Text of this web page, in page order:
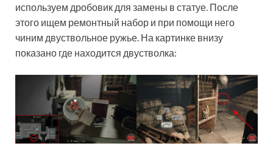
используем дробовик для замены в статуе. После
этого ищем ремонтный набор и при помощи него
чиним двуствольное ружье. На картинке внизу
показано где находится двустволка: